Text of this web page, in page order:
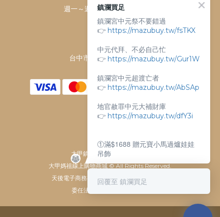
週一～週日 上午9點～下午6點
客服電話：
04-26763688
門市地址：
台中市大甲區順天路238號
大甲鎮瀾宮唯一指定 官方商城
大甲媽祖線上購物商城 © All Rights Reserved.
天後電子商務有限公司 / 統一編號 61929607
委任法律顧問：瀛睿律師事務
鎮瀾買足
鎮瀾宮中元祭不要錯過
👉 https://mazubuy.tw/fsTKX
中元代拜、不必自己忙
👉 https://mazubuy.tw/Gur1W
鎮瀾宮中元超渡亡者
👉 https://mazubuy.tw/AbSAp
地官赦罪中元大補財庫
👉 https://mazubuy.tw/dfY3i
①滿$1688 贈元寶小馬過爐娃娃
吊飾
回覆至 鎮瀾買足